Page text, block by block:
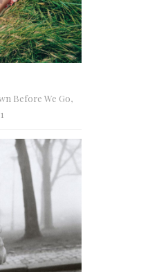
Before We Go,